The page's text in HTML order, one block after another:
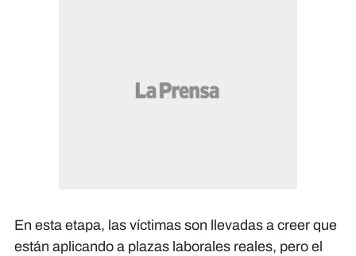
En esta etapa, las víctimas son llevadas a creer que
están aplicando a plazas laborales reales, pero el